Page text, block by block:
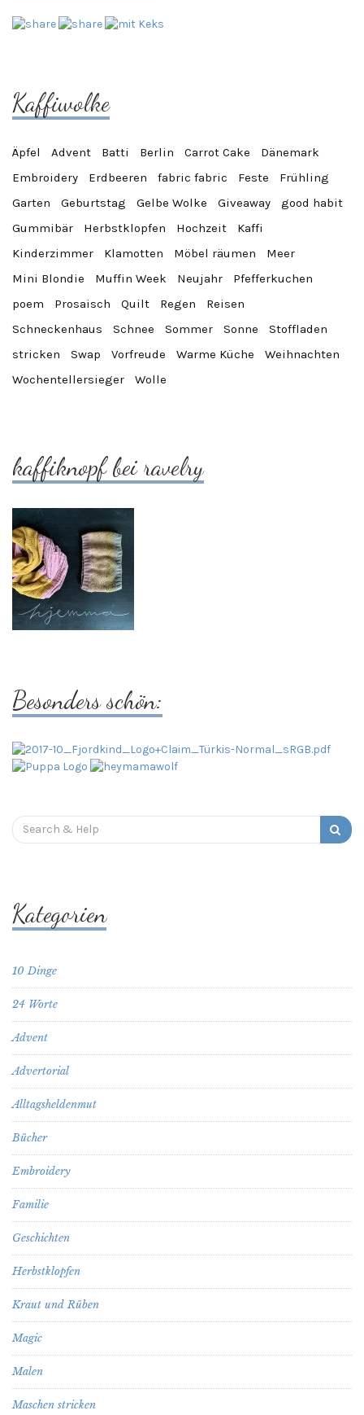
Kaffiwolke
Äpfel Advent Batti Berlin Carrot Cake
Dänemark
Embroidery
Erdbeeren fabric fabric Feste
Frühling
Garten
Geburtstag Gelbe Wolke Giveaway
good habit
Gummibär
Herbstklopfen Hochzeit
Kaffi
Kinderzimmer
Klamotten Möbel räumen
Meer
Mini Blondie
Muffin Week Neujahr
Pfefferkuchen
poem
Prosaisch Quilt Regen
Reisen
Schneckenhaus
Schnee Sommer Sonne
Stoffladen
stricken
Swap Vorfreude Warme Küche
Weihnachten
Wochentellersieger
Wolle
kaffiknopf bei ravelry
Besonders schön:
Search
for:
Kategorien
10 Dinge
24 Worte
Advent
Advertorial
Alltagsheldenmut
Bücher
Embroidery
Familie
Geschichten
Herbstklopfen
Kraut und Rüben
Magic
Malen
Maschen stricken